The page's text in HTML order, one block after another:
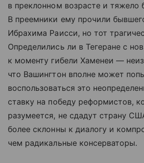
в преклонном возрасте и тяжело
В преемники ему прочили
Ибрахима Раисси, но тот
Определились ли в Тегеране с
к моменту гибели Хаменеи —
что Вашингтон вполне может
воспользоваться это
ставку на победу реформистов,
разумеется, не сдадут страну
более склонны к диалогу и
чем радикальные консерваторы.